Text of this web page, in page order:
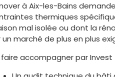
à Aix-les-Bains
thermiques
mal isolée ou dont la
un marché de plus en plus
accompagner par Invest